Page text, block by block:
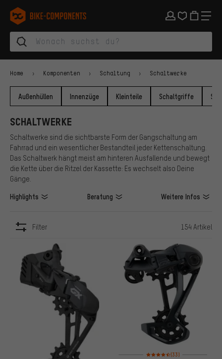
Zur Hauptnavigation springen
Zur Kategorienavigation springen
Zum Inhalt springen
Zu Marken und Newsletter springen
Zur Fußzeile springen
bike-components.de Startseite
Home Komponenten Schaltung Schaltwerke
Außenhüllen Innenzüge Kleinteile Schaltgriffe
SCHALTWERKE
Schaltwerke sind die sichtbarste Form der Gangschaltung am
Fahrrad und ein wesentlicher Bestandteil jeder Kettenschaltung.
Das Schaltwerk hängt meist am hinteren Ausfallende und bewegt
die Kette über die Ritzel der Kassette: Es wechselt also Deine
Gänge.
Highlights Beratung Weitere Infos
Filter 154 Artikel
Bewertungen: 4,5 von 5
(33)